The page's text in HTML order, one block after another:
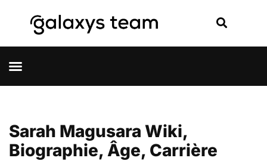
Sarah Magusara Wiki,
Biographie, Âge, Carrière